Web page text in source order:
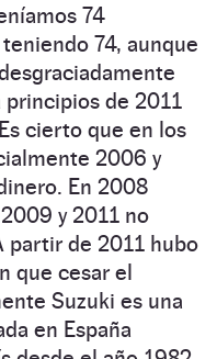
74
74, aunque
principios de 2011
cierto que en los
2006 y
En 2008
y 2011 no
partir de 2011 hubo
que cesar el
Suzuki es una
en España